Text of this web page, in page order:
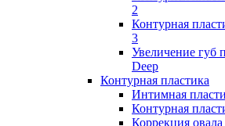
2
Контурная
3
Увеличение губ
Deep
Контурная пластика
Интимная
Контурная
Коррекция